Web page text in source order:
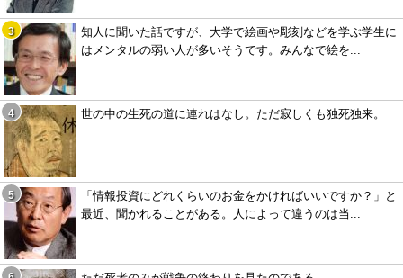
知人に聞いた話ですが、大学で絵画や彫刻などを学ぶ学生に
はメンタルの弱い人が多いそうです。みんなで絵を...
世の中の生死の道に連れはなし。ただ寂しくも独死独来。
「情報投資にどれくらいのお金をかければいいですか？」と
最近、聞かれることがある。人によって違うのは当...